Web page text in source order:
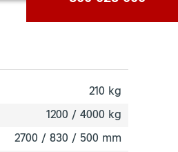
210 kg
1200 / 4000 kg
2700 / 830 / 500 mm